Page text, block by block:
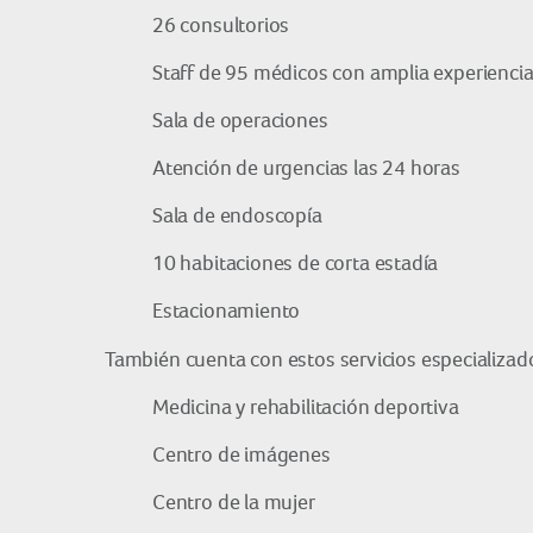
26 consultorios
Staff de 95 médicos con amplia experiencia
Sala de operaciones
Atención de urgencias las 24 horas
Sala de endoscopía
10 habitaciones de corta estadía
Estacionamiento
También cuenta con estos servicios
Medicina y rehabilitación deportiva
Centro de imágenes
Centro de la mujer